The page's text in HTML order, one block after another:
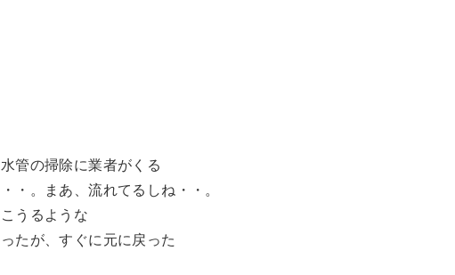
管の掃除に業者がくる
・。まあ、流れてるしね・・。
うるような
たが、すぐに元に戻った